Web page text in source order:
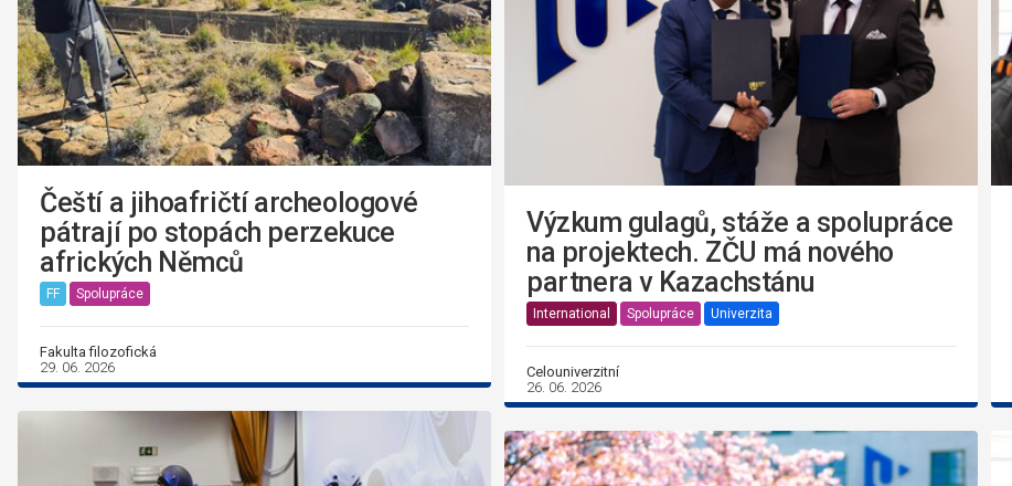
Čeští a jihoafričtí archeologové
pátrají po stopách perzekuce
afrických Němců
FF Spolupráce
Fakulta filozofická
29. 06. 2026
Výzkum gulagů, stáže a spolupráce
na projektech. ZČU má nového
partnera v Kazachstánu
International Spolupráce Univerzita
Celouniverzitní
26. 06. 2026